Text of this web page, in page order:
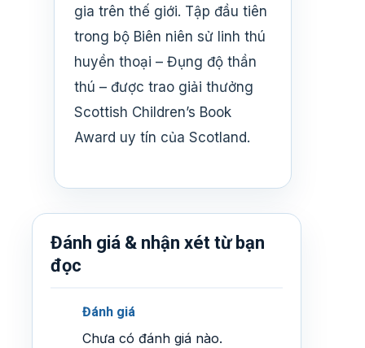
gia trên thế giới. Tập đầu tiên
trong bộ Biên niên sử linh thú
huyền thoại – Đụng độ thần
thú – được trao giải thưởng
Scottish Children’s Book
Award uy tín của Scotland.
Đánh giá & nhận xét từ bạn
đọc
Đánh giá
Chưa có đánh giá nào.